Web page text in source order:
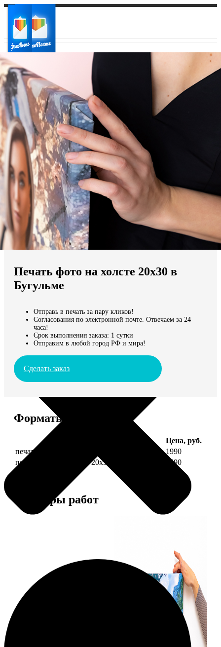
Ваш город:
Ваш регион доставки
Выберите из списка:
Мы доставляем по всему миру
Продолжить без города
Печать фото на холсте 20х30 в
Бугульме
Отправь в печать за пару кликов!
Согласования по электронной почте. Отвечаем за 24
часа!
Срок выполнения заказа: 1 сутки
Отправим в любой город РФ и мира!
Сделать заказ
Форматы и цены
Цена, руб.
печать фото на холсте 20х30 на подрамнике 1990
печать фото на холсте 20х30 в раме
4490
Примеры работ